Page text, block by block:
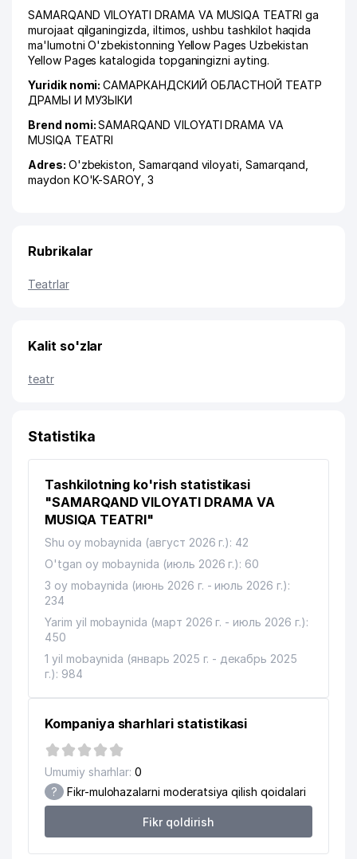
SAMARQAND VILOYATI DRAMA VA MUSIQA TEATRI ga
murojaat qilganingizda, iltimos, ushbu tashkilot haqida
ma'lumotni O'zbekistonning Yellow Pages Uzbekistan
Yellow Pages katalogida topganingizni ayting.
Yuridik nomi:САМАРКАНДСКИЙ ОБЛАСТНОЙ ТЕАТР
ДРАМЫ И МУЗЫКИ
Brend nomi:SAMARQAND VILOYATI DRAMA VA
MUSIQA TEATRI
Adres: O'zbekiston,Samarqand viloyati ,Samarqand
maydon KO'K-SAROY , 3
Rubrikalar
Teatrlar
Kalit so'zlar
teatr
Statistika
Tashkilotning ko'rish statistikasi
"SAMARQAND VILOYATI DRAMA VA
MUSIQA TEATRI"
Shu oy mobaynida (август 2026 г.): 42
O'tgan oy mobaynida (июль 2026 г.): 60
3 oy mobaynida (июнь 2026 г. - июль 2026 г.):
234
Yarim yil mobaynida (март 2026 г. - июль 2026 г.):
450
1 yil mobaynida (январь 2025 г. - декабрь 2025
г.): 984
Kompaniya sharhlari statistikasi
Umumiy sharhlar: 0
? Fikr-mulohazalarni moderatsiya qilish qoidalari
Fikr qoldirish